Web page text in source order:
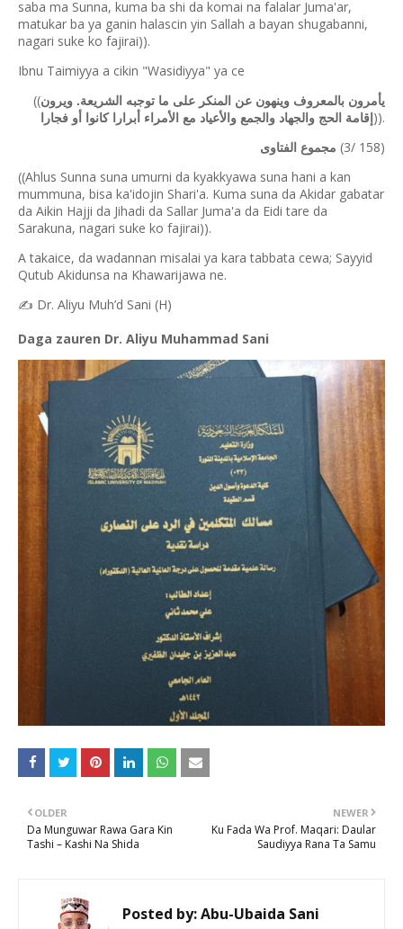
saba ma Sunna, kuma ba shi da komai na falalar Juma'ar,
matukar ba ya ganin halascin yin Sallah a bayan shugabanni,
nagari suke ko fajirai)).
Ibnu Taimiyya a cikin "Wasidiyya" ya ce
((يأمرون بالمعروف وينهون عن المنكر على ما توجبه الشريعة. ويرون
إقامة الحج والجهاد والجمع والأعياد مع الأمراء أبرارا كانوا أو فجارا )).
مجموع الفتاوى (3/ 158)
((Ahlus Sunna suna umurni da kyakkyawa suna hani a kan
mummuna, bisa ka'idojin Shari'a. Kuma suna da Akidar gabatar
da Aikin Hajji da Jihadi da Sallar Juma'a da Eidi tare da
Sarakuna, nagari suke ko fajirai)).
A takaice, da wadannan misalai ya kara tabbata cewa; Sayyid
Qutub Akidunsa na Khawarijawa ne.
✍️ Dr. Aliyu Muh’d Sani (H)
Daga zauren Dr. Aliyu Muhammad Sani
NEWER
Ku Fada Wa Prof. Maqari: Daular
Saudiyya Rana Ta Samu
OLDER
Da Munguwar Rawa Gara Kin
Tashi – Kashi Na Shida
Posted by:Abu-Ubaida Sani